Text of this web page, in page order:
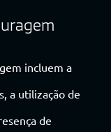
incluem a
a utilização de
de